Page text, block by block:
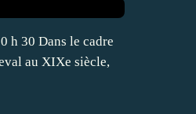
h 30 Dans le cadre
au XIXe siècle,